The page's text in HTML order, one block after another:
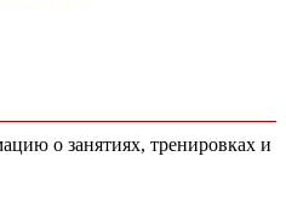
о занятиях, тренировках и